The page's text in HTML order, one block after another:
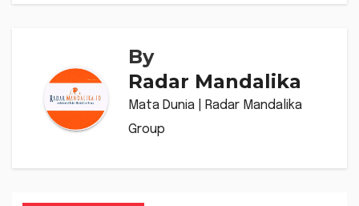
By
Radar Mandalika
Mata Dunia | Radar Mandalika
Group